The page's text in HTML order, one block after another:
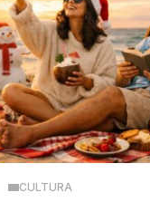
CULTURA